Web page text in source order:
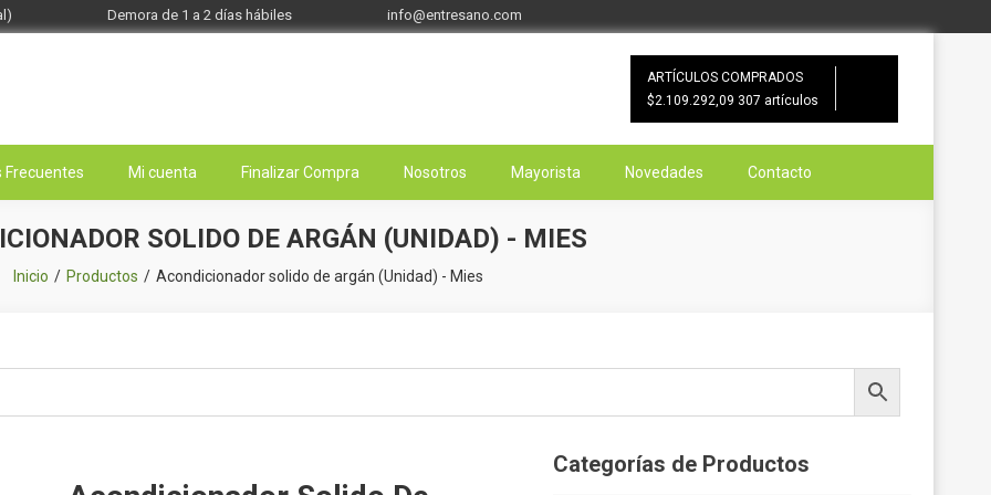
Demora de 1 a 2 días hábiles info@entresano.com
ARTÍCULOS COMPRADOS
$2.109.292,09 307 artículos
Frecuentes Mi cuenta Finalizar Compra Nosotros Mayorista Novedades Contacto
SOLIDO DE ARGÁN (UNIDAD) - MIES
Inicio Productos Acondicionador solido de argán (Unidad) - Mies
Categorías de Productos